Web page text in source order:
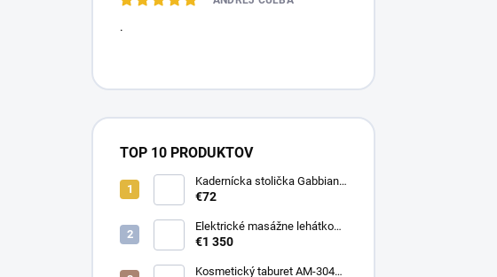
.
TOP 10 PRODUKTOV
Kadernícka stolička Gabbiano
D026
€72
Elektrické masážne lehátko
Evero V4 ERGO Soft Touch
€1 350
Kosmetický taburet AM-304